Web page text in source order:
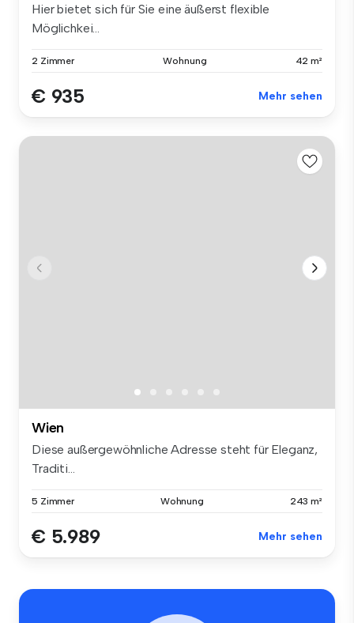
Hier bietet sich für Sie eine äußerst flexible
Möglichkei...
2 Zimmer Wohnung 42 m²
€ 935 Mehr sehen
Wien
Diese außergewöhnliche Adresse steht für Eleganz,
Traditi...
5 Zimmer Wohnung 243 m²
€ 5.989 Mehr sehen